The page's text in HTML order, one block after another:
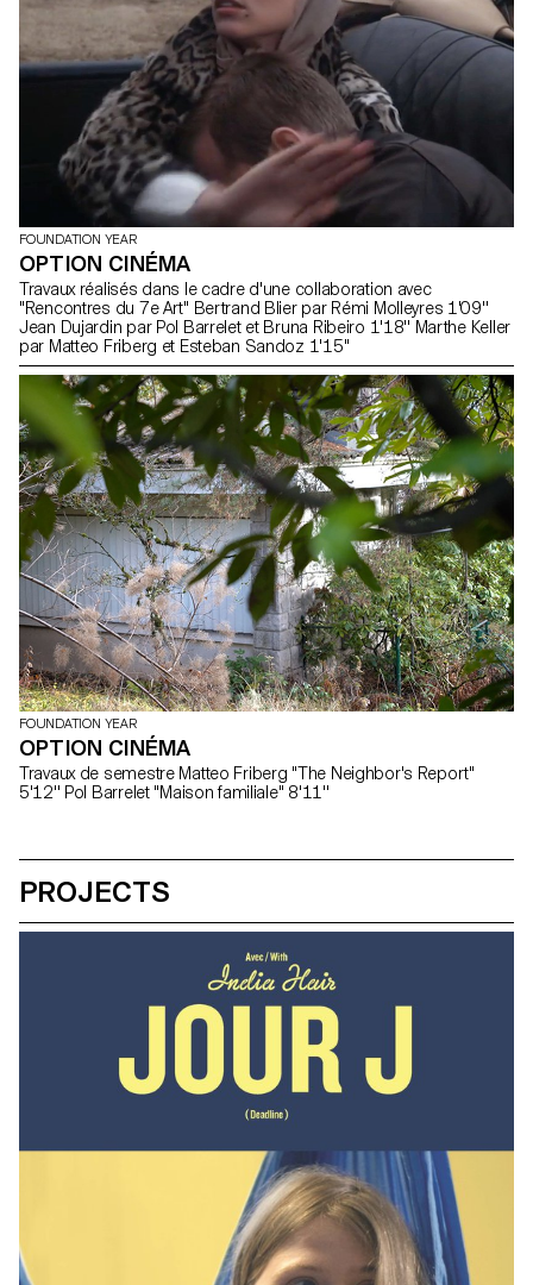
FOUNDATION YEAR
OPTION CINÉMA
Travaux réalisés dans le cadre d'une collaboration avec
"Rencontres du 7e Art" Bertrand Blier par Rémi Molleyres 1'09''
Jean Dujardin par Pol Barrelet et Bruna Ribeiro 1'18'' Marthe Keller
par Matteo Friberg et Esteban Sandoz 1'15''
FOUNDATION YEAR
OPTION CINÉMA
Travaux de semestre Matteo Friberg "The Neighbor's Report"
5'12'' Pol Barrelet "Maison familiale" 8'11''
PROJECTS